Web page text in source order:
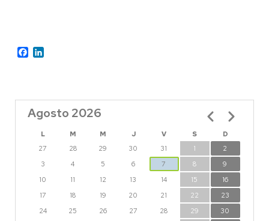
Facebook
Agosto 2026
L M M J V S
D
27
28 29 30 31 1
2
3
4 5 6 7 8
9
10
11 12 13 14 15
16
17
18 19 20 21 22
23
24
25 26 27 28 29
30
Paginación